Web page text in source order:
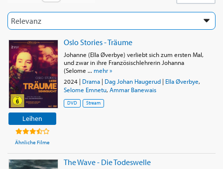
Leihen
Ähnliche Filme
Oslo Stories - Träume
Johanne (Ella Øverbye) verliebt sich zum ersten Mal,
und zwar in ihre Französischlehrerin Johanna
(Selome ... mehr »
2024| Drama| Dag Johan Haugerud| Ella Øverbye,
Selome Emnetu, Ammar Banewais
DVD Stream
The Wave - Die Todeswelle